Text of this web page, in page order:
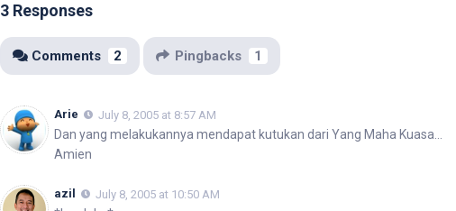
3 Responses
Comments 2 Pingbacks 1
Arie July 8, 2005 at 8:57 AM
Dan yang melakukannya mendapat kutukan dari Yang Maha Kuasa…
Amien
azil July 8, 2005 at 10:50 AM